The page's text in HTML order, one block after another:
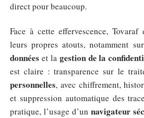
direct pour beaucoup.
Face à cette effervescence,
leurs propres atouts, notamment
données et la gestion de la
est claire : transparence sur le
personnelles, avec chiffrement,
et suppression automatique des
pratique, l’usage d’un navigateur